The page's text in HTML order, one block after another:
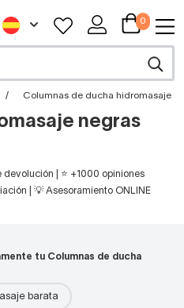
0
Columnas de ducha hidromasaje
negras
| ⭐ +1000 opiniones
| 💡 Asesoramiento ONLINE
tu Columnas de ducha
barata